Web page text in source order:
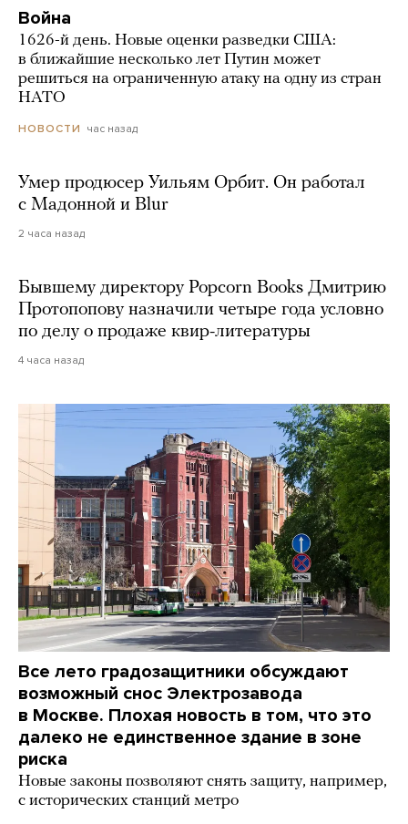
Война
1626-й день. Новые оценки разведки США:
в ближайшие несколько лет Путин может
решиться на ограниченную атаку на одну из стран
НАТО
НОВОСТИ час назад
Умер продюсер Уильям Орбит. Он работал
с Мадонной и Blur
2 часа назад
Бывшему директору Popcorn Books Дмитрию
Протопопову назначили четыре года условно
по делу о продаже квир-литературы
4 часа назад
Все лето градозащитники обсуждают
возможный снос Электрозавода
в Москве. Плохая новость в том, что это
далеко не единственное здание в зоне
риска
Новые законы позволяют снять защиту, например,
с исторических станций метро